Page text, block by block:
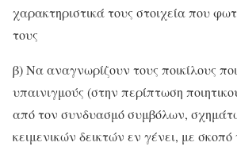
χαρακτηριστικά τους στοιχεία που
τους
β) Να αναγνωρίζουν τους ποικίλους
υπαινιγμούς (στην περίπτωση
από τον συνδυασμό συμβόλων,
κειμενικών δεικτών εν γένει, με